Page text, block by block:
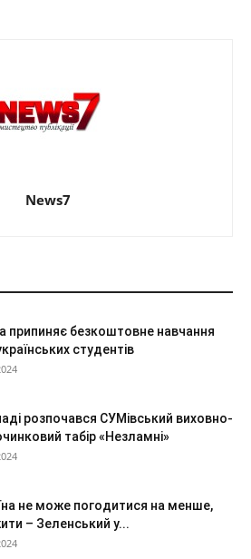
News7
припиняє безкоштовне навчання
студентів
розпочався СУМівський виховно-
табір «Незламні»
не може погодитися на менше,
– Зеленський у...